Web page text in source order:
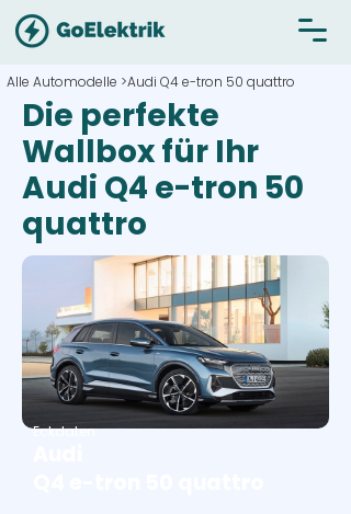
Alle Automodelle >Audi Q4 e-tron 50 quattro
Die perfekte
Wallbox für Ihr
Audi Q4 e-tron 50
quattro
Eckdaten